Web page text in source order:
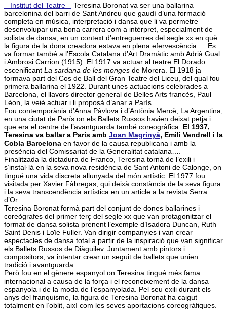
– Institut del Teatre – Teresina Boronat va ser una ballarina
barcelonina del barri de Sant Andreu que gaudí d’una formació
completa en música, interpretació i dansa que li va permetre
desenvolupar una bona carrera com a intèrpret, especialment de
solista de dansa, en un context d’entreguerres del segle xx en què
la figura de la dona creadora estava en plena efervescència…. Es
va formar també a l’Escola Catalana d’Art Dramàtic amb Adrià Gual
i Ambrosi Carrion (1915). El 1917 va actuar al teatre El Dorado
escenificant La sardana de les monges de Morera. El 1918 ja
formava part del Cos de Ball del Gran Teatre del Liceu, del qual fou
primera ballarina el 1922. Durant unes actuacions celebrades a
Barcelona, el llavors director general de Belles Arts francès, Paul
Léon, la veié actuar i li proposà d’anar a París…..
Fou contemporània d’Anna Pàvlova i d’Antònia Mercè, La Argentina,
en una ciutat de París on els Ballets Russos havien deixat petja i
que era el centre de l’avantguarda també coreogràfica. El 1937,
Teresina va ballar a París amb Joan Magrinyà, Emili Vendrell i la
Cobla Barcelona en favor de la causa republicana i amb la
presència del Comissariat de la Generalitat catalana….
Finalitzada la dictadura de Franco, Teresina tornà de l’exili i
s’instal·là en la seva nova residència de Sant Antoni de Calonge, on
tingué una vida discreta allunyada del món artístic. El 1977 fou
visitada per Xavier Fàbregas, qui deixà constància de la seva figura
i la seva transcendència artística en un article a la revista Serra
d’Or….
Teresina Boronat formà part del conjunt de dones ballarines i
coreògrafes del primer terç del segle xx que van protagonitzar el
format de dansa solista prenent l’exemple d’Isadora Duncan, Ruth
Saint Denis i Loïe Fuller. Van dirigir companyies i van crear
espectacles de dansa total a partir de la inspiració que van significar
els Ballets Russos de Diàguilev. Juntament amb pintors i
compositors, va intentar crear un seguit de ballets que unien
tradició i avantguarda….
Però fou en el gènere espanyol on Teresina tingué més fama
internacional a causa de la força i el reconeixement de la dansa
espanyola i de la moda de l’espanyolada. Pel seu exili durant els
anys del franquisme, la figura de Teresina Boronat ha caigut
totalment en l’oblit, així com les seves aportacions coreogràfiques.